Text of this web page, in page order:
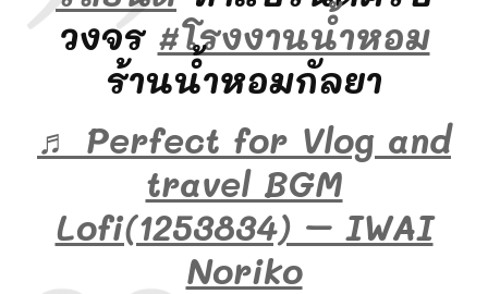
วงจร #โรงงานน้ําหอม
ร้านน้ำหอมกัลยา
♬ Perfect for Vlog and
travel BGM
Lofi(1253834) – IWAI
Noriko